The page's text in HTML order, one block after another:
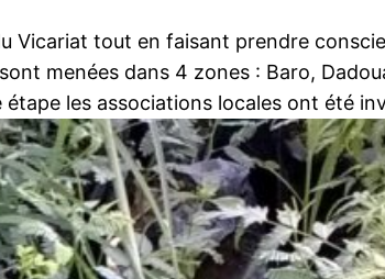
Vicariat tout en faisant prendre
menées dans 4 zones : Baro,
les associations locales ont été